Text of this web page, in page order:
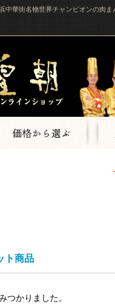
中華街名物世界チャンピオンの肉ま
ト商品
つかりました。